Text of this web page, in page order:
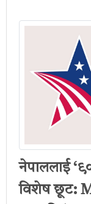
नेपाललाई
विशेष छूट: